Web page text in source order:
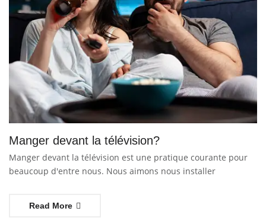
Manger devant la télévision?
Manger devant la télévision est une pratique courante pour
beaucoup d'entre nous. Nous aimons nous installer
Read More